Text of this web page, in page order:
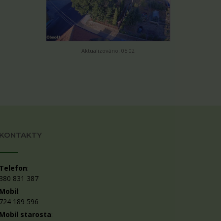
Aktualizováno: 05:02
:
831 387
:
189 596
starosta: